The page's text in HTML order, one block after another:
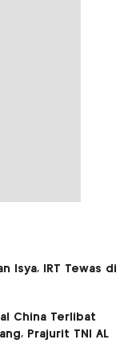
Isya, IRT Tewas di
China Terlibat
Prajurit TNI AL